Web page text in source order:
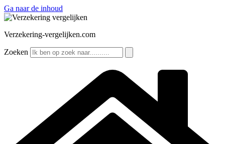
Ga naar de inhoud
Verzekering-vergelijken.com
Zoeken